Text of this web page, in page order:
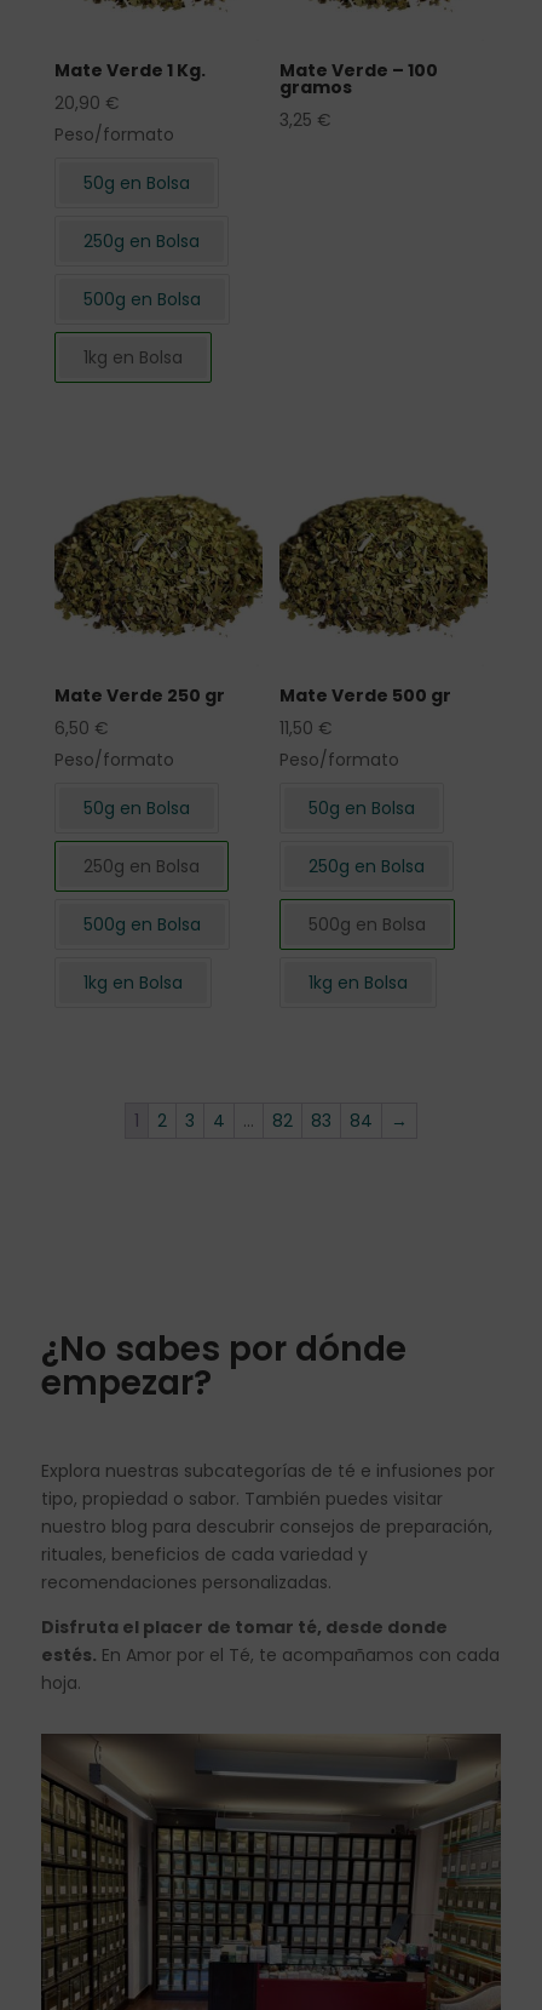
Mate Verde 1 Kg.
20,90 €
Peso/formato
50g en Bolsa
250g en Bolsa
500g en Bolsa
1kg en Bolsa
Mate Verde – 100
gramos
3,25 €
Mate Verde 250 gr
6,50 €
Peso/formato
50g en Bolsa
250g en Bolsa
500g en Bolsa
1kg en Bolsa
Mate Verde 500 gr
11,50 €
Peso/formato
50g en Bolsa
250g en Bolsa
500g en Bolsa
1kg en Bolsa
1 2 3 4 … 82 83 84 →
¿No sabes por dónde
empezar?
Explora nuestras subcategorías de té e infusiones por
tipo, propiedad o sabor. También puedes visitar
nuestro blog para descubrir consejos de preparación,
rituales, beneficios de cada variedad y
recomendaciones personalizadas.
Disfruta el placer de tomar té, desde donde
estés. En Amor por el Té, te acompañamos con cada
hoja.